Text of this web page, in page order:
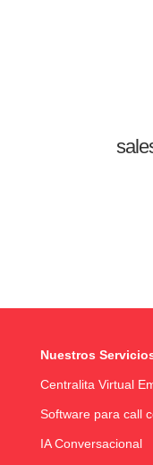
Nuestros
Centralita Virtual
Software para call
IA Conversacional